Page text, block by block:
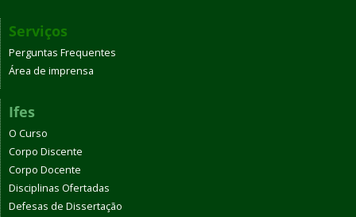
Serviços
Perguntas Frequentes
Área de imprensa
Ifes
O Curso
Corpo Discente
Corpo Docente
Disciplinas Ofertadas
Defesas de Dissertação